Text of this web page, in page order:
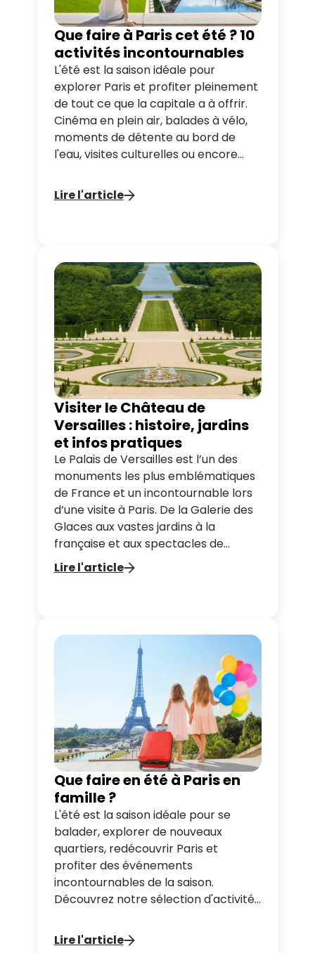
Que faire à Paris cet été ? 10
activités incontournables
L'été est la saison idéale pour
explorer Paris et profiter pleinement
de tout ce que la capitale a à offrir.
Cinéma en plein air, balades à vélo,
moments de détente au bord de
l'eau, visites culturelles ou encore
possibilités ne manquent pas pour
profiter des beaux jours. Que vous
capitale.
Lire l'article
Visiter le Château de
Versailles : histoire, jardins
et infos pratiques
Le Palais de Versailles est l’un des
monuments les plus emblématiques
de France et un incontournable lors
d’une visite à Paris. De la Galerie des
Glaces aux vastes jardins à la
française et aux spectacles de
fontaines saisonniers, Versailles offre
un voyage unique à travers l’histoire
pratiques pour organiser votre visite.
Lire l'article
Que faire en été à Paris en
famille ?
L'été est la saison idéale pour se
balader, explorer de nouveaux
quartiers, redécouvrir Paris et
profiter des événements
incontournables de la saison.
Découvrez notre sélection d'activités
bord de l'un de bus afin de visiter la
Lire l'article